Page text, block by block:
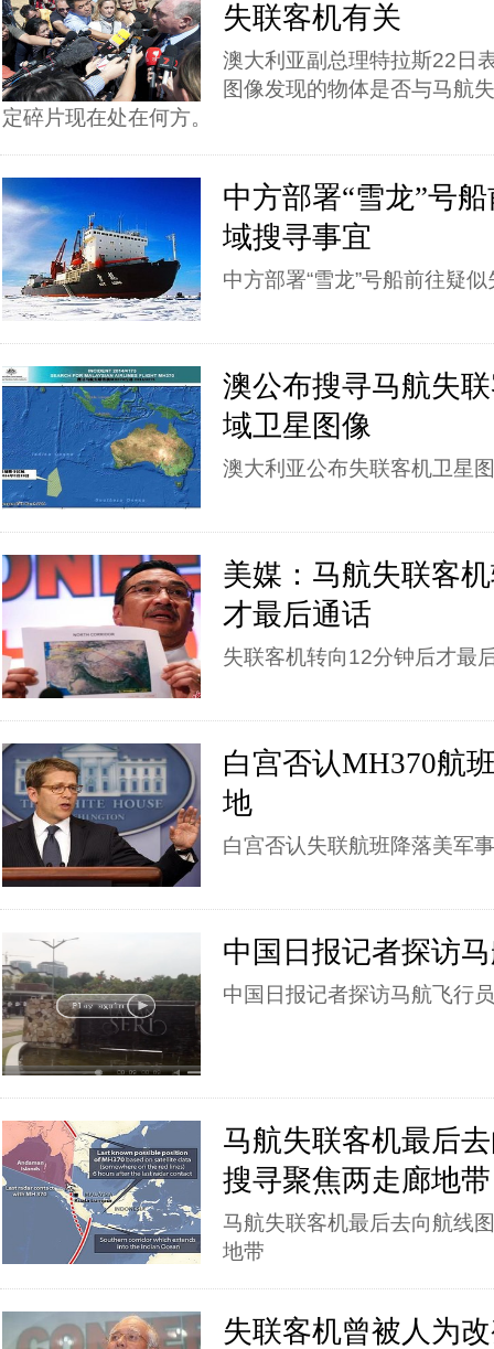
失联客机有关
澳大利亚副总理特拉斯22日
图像发现的物体是否与马航
定碎片现在处在何方。
中方部署“雪龙”号
域搜寻事宜
中方部署“雪龙”号船前往疑
澳公布搜寻马航失
域卫星图像
澳大利亚公布失联客机卫星
美媒：马航失联客
才最后通话
失联客机转向12分钟后才最
白宫否认MH370航
地
白宫否认失联航班降落美军
中国日报记者探访
中国日报记者探访马航飞行
马航失联客机最后
搜寻聚焦两走廊地带
马航失联客机最后去向航线
地带
失联客机曾被人为